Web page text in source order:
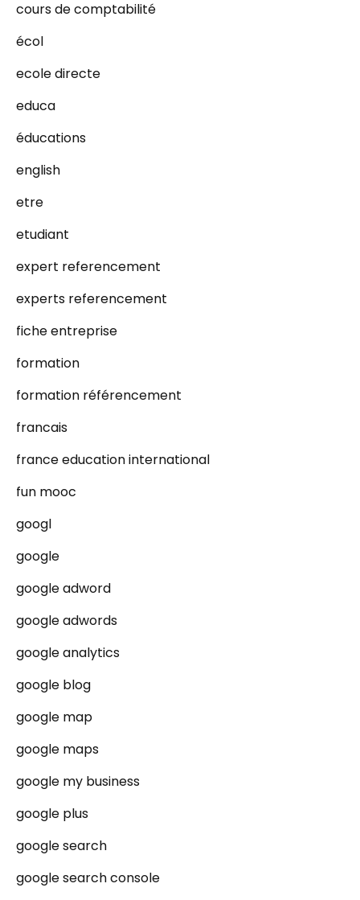
cours de comptabilité
écol
ecole directe
educa
éducations
english
etre
etudiant
expert referencement
experts referencement
fiche entreprise
formation
formation référencement
francais
france education international
fun mooc
googl
google
google adword
google adwords
google analytics
google blog
google map
google maps
google my business
google plus
google search
google search console